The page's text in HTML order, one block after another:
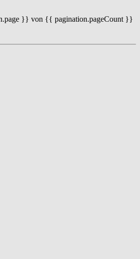
}} von {{ pagination.pageCount }}